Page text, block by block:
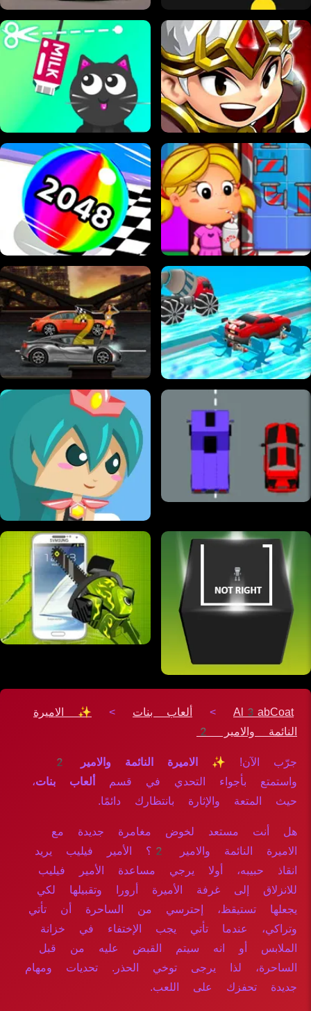
Al3abCoat
> ألعاب بنات >
✨ الاميرة
النائمة والامير 2
جرّب الآن! ✨ الاميرة النائمة والامير 2
واستمتع بأجواء التحدي في قسم
ألعاب بنات،
حيث المتعة والإثارة بانتظارك دائمًا.
هل أنت مستعد لخوض مغامرة جديدة مع
الاميرة النائمة والامير 2؟ الأمير فيليب يريد
انقاذ حبيبه، أولا يرجي مساعدة الأمير فيليب
للانزلاق إلى غرفة الأميرة أرورا وتقبيلها لكي
يجعلها تستيقظ، إحترسي من الساحرة أن تأتي
وتراكي، عندما تأتي يجب الإختفاء في خزانة
الملابس أو انه سيتم القبض عليه من قبل
الساحرة، لذا يرجى توخي الحذر. تحديات ومهام
جديدة تحفزك على اللعب.